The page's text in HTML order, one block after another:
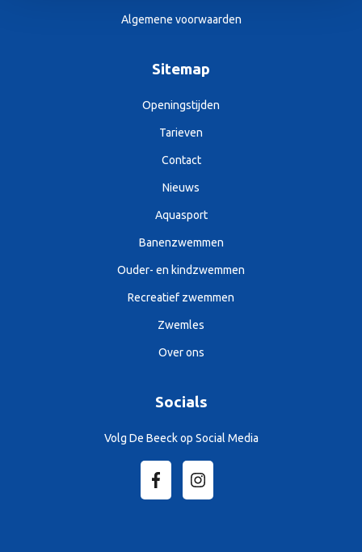
Algemene voorwaarden
Sitemap
Openingstijden
Tarieven
Contact
Nieuws
Aquasport
Banenzwemmen
Ouder- en kindzwemmen
Recreatief zwemmen
Zwemles
Over ons
Socials
Volg De Beeck op Social Media